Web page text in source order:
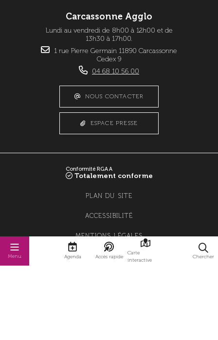
Menu Agenda Accès rapide
Carte
interactive
Chercher
Carcassonne Agglo
Lundi au vendredi de 8h00 à 12h00 et de
13h30 à 17h00.
1 rue Pierre Germain 11890 Carcassonne
Cedex 9
04 68 10 56 00
NOUS CONTACTER
ESPACE PRESSE
Conformité RGAA
Totalement conforme
PLAN DU SITE
ACCESSIBILITÉ
MENTIONS LÉGALES
POLITIQUE DE CONFIDENTIALITÉ